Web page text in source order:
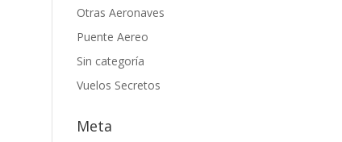
Otras Aeronaves
Puente Aereo
Sin categoría
Vuelos Secretos
Meta